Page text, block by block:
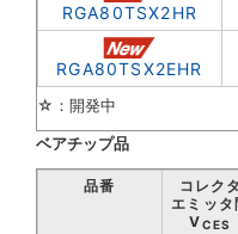
RGA80TSX2HR
RGA80TSX2EHR
☆：開発中
ベアチップ品
品番
コレク
エミッタ
VCES